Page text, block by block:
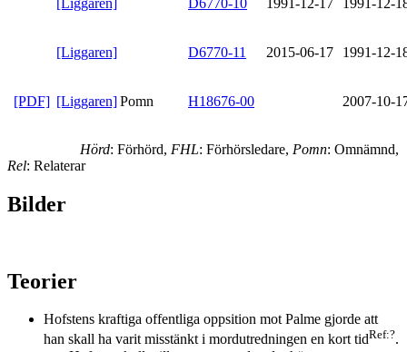
[Liggaren] D6770-11 2015-06-17 1991-12-
[PDF] [Liggaren]Pomn H18676-00 2007-10-
Hörd: Förhörd, FHL: Förhörsledare, Pomn: Omnämnd,
Rel: Relaterar
Bilder
Teorier
Hofstens kraftiga offentliga oppsition mot Palme gjorde att
han skall ha varit misstänkt i mordutredningen en kort tidRef:?.